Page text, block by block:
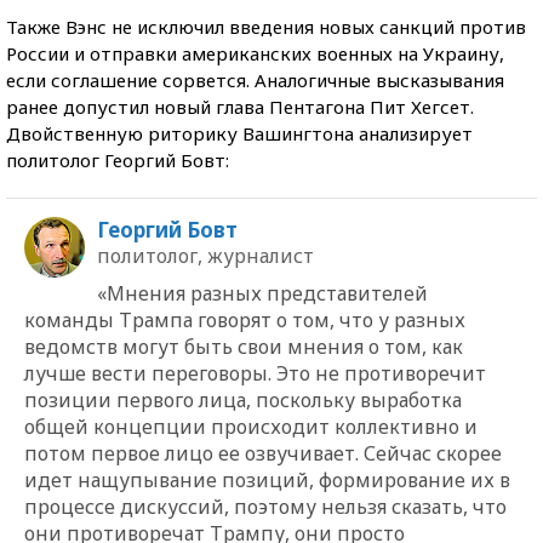
Также Вэнс не исключил введения новых санкций против
России и отправки американских военных на Украину,
если соглашение сорвется. Аналогичные высказывания
ранее допустил новый глава Пентагона Пит Хегсет.
Двойственную риторику Вашингтона анализирует
политолог Георгий Бовт:
Георгий Бовт
политолог, журналист
«Мнения разных представителей
команды Трампа говорят о том, что у разных
ведомств могут быть свои мнения о том, как
лучше вести переговоры. Это не противоречит
позиции первого лица, поскольку выработка
общей концепции происходит коллективно и
потом первое лицо ее озвучивает. Сейчас скорее
идет нащупывание позиций, формирование их в
процессе дискуссий, поэтому нельзя сказать, что
они противоречат Трампу, они просто